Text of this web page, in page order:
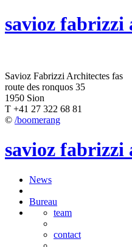
savioz fabrizzi
Savioz Fabrizzi Architectes fas
route des ronquos 35
1950 Sion
T +41 27 322 68 81
© /boomerang
savioz fabrizzi
News
Bureau
team
contact